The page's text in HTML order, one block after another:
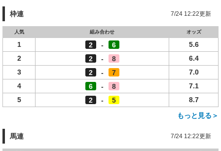
枠連 7/24 12:22更新
人気 組み合わせ オッズ
1 2 - 6
5.6
2
2 - 8
6.4
3
2 - 7
7.0
4
6 - 8
7.1
5
2 - 5
8.7
もっと見る＞
馬連 7/24 12:22更新